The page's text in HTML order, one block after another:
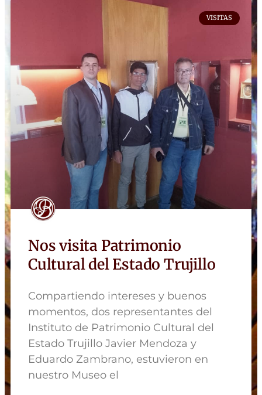
VISITAS
Nos visita Patrimonio
Cultural del Estado Trujillo
Compartiendo intereses y buenos
momentos, dos representantes del
Instituto de Patrimonio Cultural del
Estado Trujillo Javier Mendoza y
Eduardo Zambrano, estuvieron en
nuestro Museo el